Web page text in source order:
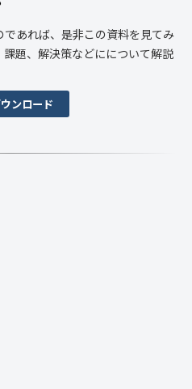
あれば、是非この資料を見てみ
題、解決策などにについて解説
ンロード